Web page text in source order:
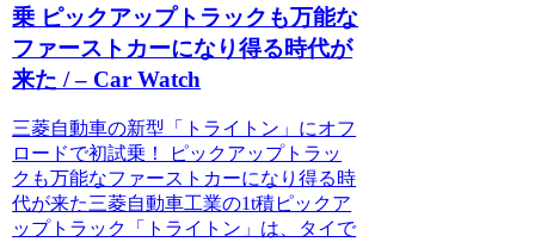
乗 ピックアップトラックも万能な
ファーストカーになり得る時代が
来た / – Car Watch
三菱自動車の新型「トライトン」にオフ
ロードで初試乗！ ピックアップトラッ
クも万能なファーストカーになり得る時
代が来た三菱自動車工業の1t積ピックア
ップトラック「トライトン」は、タイで